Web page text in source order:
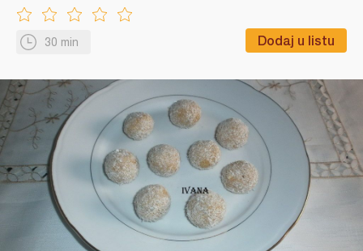
30 min Dodaj u listu